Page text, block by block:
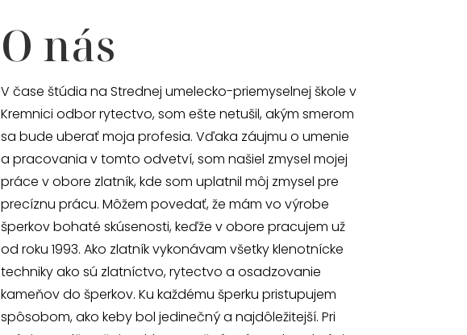
O nás
V čase štúdia na Strednej umelecko-priemyselnej škole v
Kremnici odbor rytectvo, som ešte netušil, akým smerom
sa bude uberať moja profesia. Vďaka záujmu o umenie
a pracovania v tomto odvetví, som našiel zmysel mojej
práce v obore zlatník, kde som uplatnil môj zmysel pre
precíznu prácu. Môžem povedať, že mám vo výrobe
šperkov bohaté skúsenosti, keďže v obore pracujem už
od roku 1993. Ako zlatník vykonávam všetky klenotnícke
techniky ako sú zlatníctvo, rytectvo a osadzovanie
kameňov do šperkov. Ku každému šperku pristupujem
spôsobom, ako keby bol jedinečný a najdôležitejší. Pri